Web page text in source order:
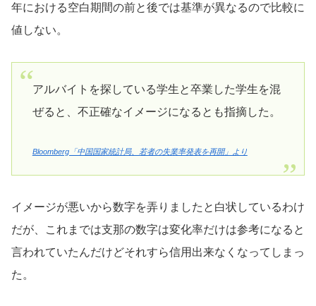
年における空白期間の前と後では基準が異なるので比較に
値しない。
アルバイトを探している学生と卒業した学生を混
ぜると、不正確なイメージになるとも指摘した。
Bloomberg「中国国家統計局、若者の失業率発表を再開」より
イメージが悪いから数字を弄りましたと白状しているわけ
だが、これまでは支那の数字は変化率だけは参考になると
言われていたんだけどそれすら信用出来なくなってしまっ
た。